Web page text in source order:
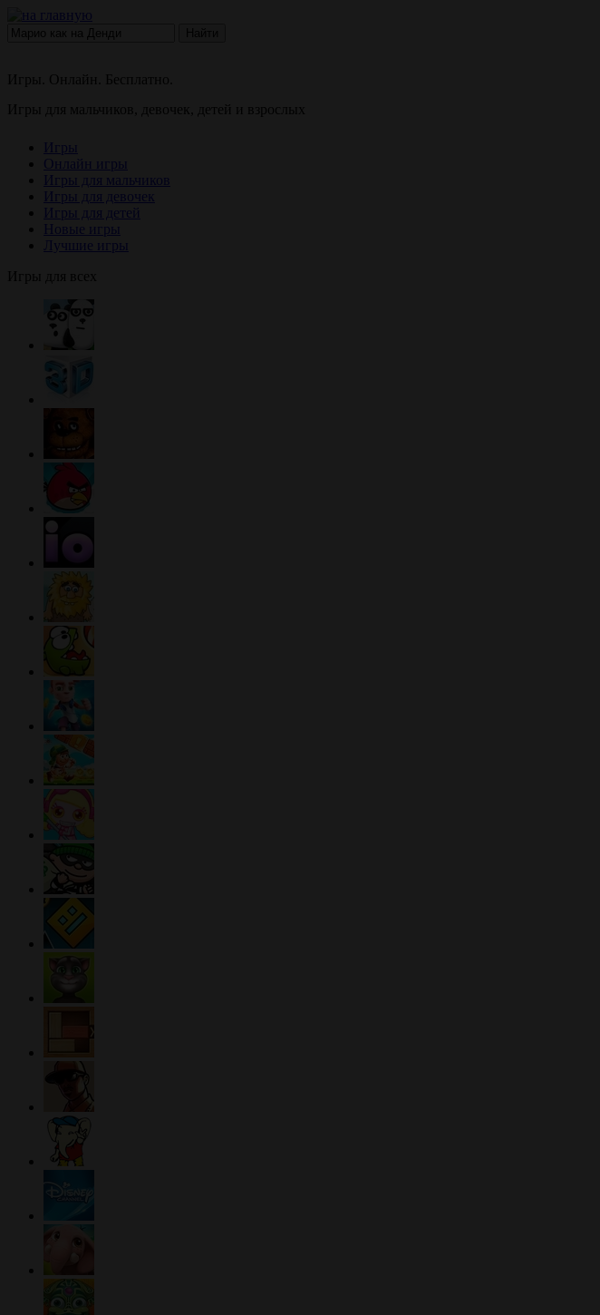
Игры. Онлайн. Бесплатно.
Игры для мальчиков, девочек, детей и взрослых
Игры
Онлайн игры
Игры для мальчиков
Игры для девочек
Игры для детей
Новые игры
Лучшие игры
Игры для всех